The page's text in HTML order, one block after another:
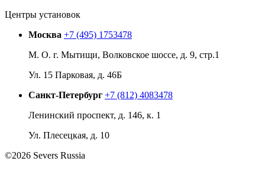
Центры установок
Москва +7 (495) 1753478
М. О. г. Мытищи, Волковское шоссе, д. 9, стр.1
Ул. 15 Парковая, д. 46Б
Санкт-Петербург +7 (812) 4083478
Ленинский проспект, д. 146, к. 1
Ул. Плесецкая, д. 10
©2026 Severs Russia